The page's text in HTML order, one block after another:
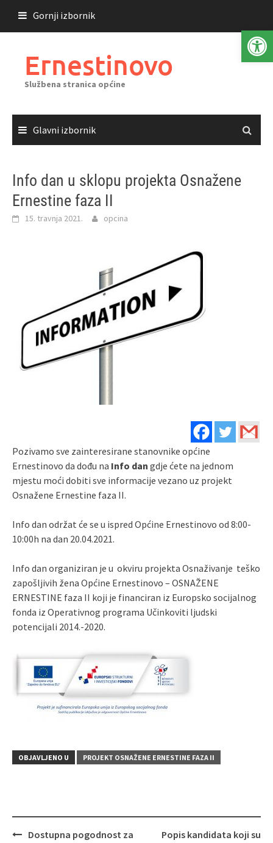
sadržaja
Gornji izbornik
Ernestinovo
Službena stranica općine
Glavni izbornik
Info dan u sklopu projekta Osnažene
Ernestine faza II
15. travnja 2021. opcina
Pozivamo sve zainteresirane stanovnike općine
Ernestinovo da dođu na Info dan gdje ćete na jednom
mjestu moći dobiti sve informacije vezano uz projekt
Osnažene Ernestine faza II.
Info dan održat će se u ispred Općine Ernestinovo od 8:00-
10:00h na dan 20.04.2021.
Info dan organiziran je u okviru projekta Osnaživanje teško
zapošljivih žena Općine Ernestinovo – OSNAŽENE
ERNESTINE faza II koji je financiran iz Europsko socijalnog
fonda iz Operativnog programa Učinkoviti ljudski
potencijali 2014.-2020.
OBJAVLJENO U PROJEKT OSNAŽENE ERNESTINE FAZA II
Navigacija
Dostupna pogodnost za
Popis kandidata koji su